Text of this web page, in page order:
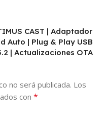
CAST | Adaptador
Auto | Plug & Play USB
| Actualizaciones OTA
no será publicada. Los
con *